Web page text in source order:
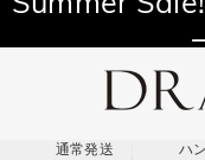
11,700円
Summer
通常発送
ハ